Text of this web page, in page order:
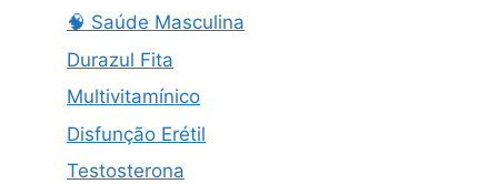
🧠 Saúde Masculina
Durazul Fita
Multivitamínico
Disfunção Erétil
Testosterona